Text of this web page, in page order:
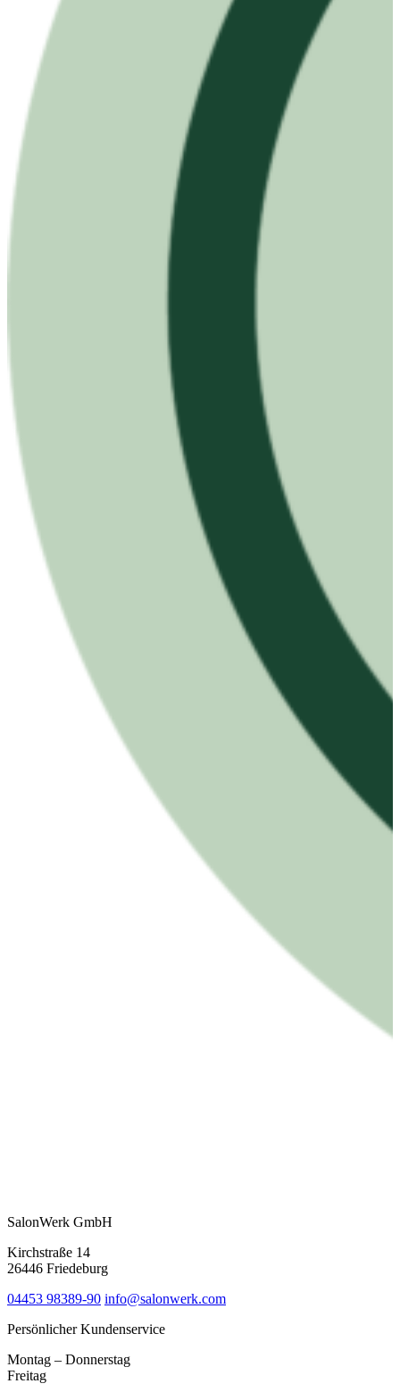
SalonWerk GmbH
Kirchstraße 14
26446 Friedeburg
04453 98389-90 info@salonwerk.com
Persönlicher Kundenservice
Montag – Donnerstag
Freitag